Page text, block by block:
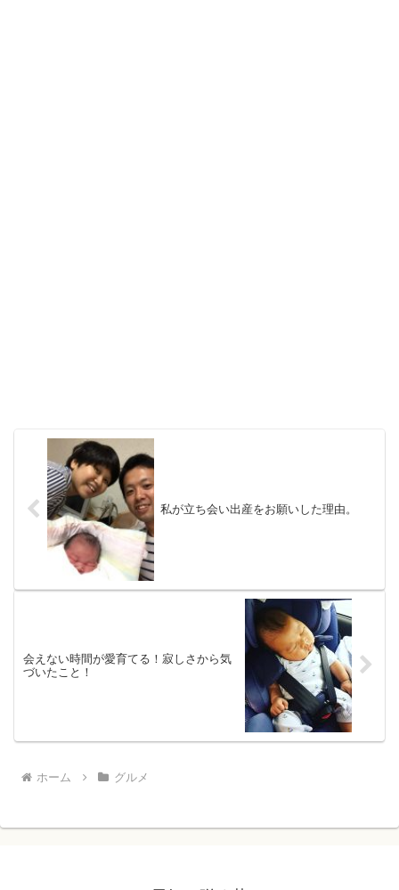
私が立ち会い出産をお願いした理由。
会えない時間が愛育てる！寂しさから気
づいたこと！
ホーム グルメ